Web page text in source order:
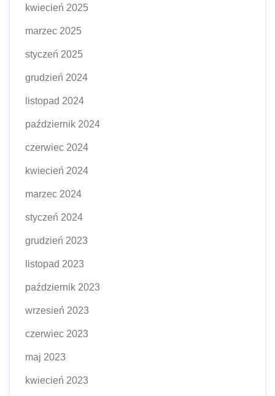
kwiecień 2025
marzec 2025
styczeń 2025
grudzień 2024
listopad 2024
październik 2024
czerwiec 2024
kwiecień 2024
marzec 2024
styczeń 2024
grudzień 2023
listopad 2023
październik 2023
wrzesień 2023
czerwiec 2023
maj 2023
kwiecień 2023